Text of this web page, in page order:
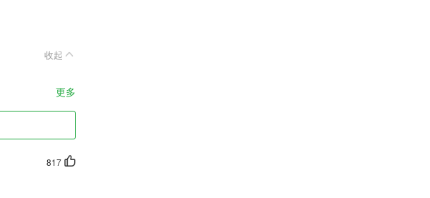
收起
更多
817